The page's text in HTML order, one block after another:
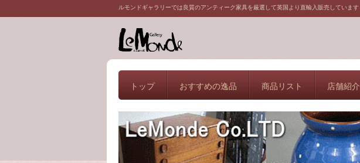
ルモンドギャラリーでは良質のアンティーク家具を厳選して英国より直輸入販売しています
トップ おすすめの逸品 商品リスト 店舗紹介